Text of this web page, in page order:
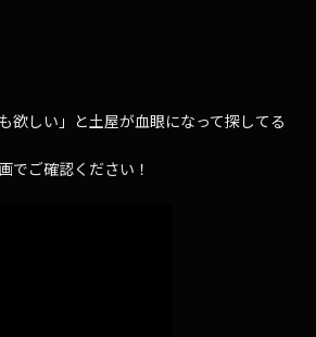
欲しい」と土屋が血眼になって探してる
でご確認ください！